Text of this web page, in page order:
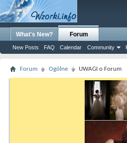
What's New? Forum
New Posts FAQ Calendar Community
Forum Ogólne UWAGI o Forum